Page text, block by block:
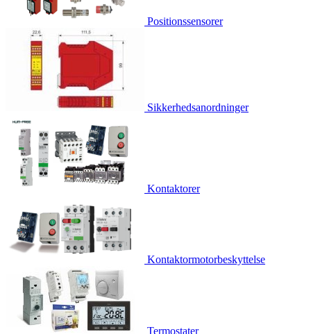
Positionssensorer
Sikkerhedsanordninger
Kontaktorer
Kontaktormotorbeskyttelse
Termostater